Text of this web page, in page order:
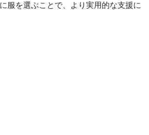
服を選ぶことで、より実用的な支援に